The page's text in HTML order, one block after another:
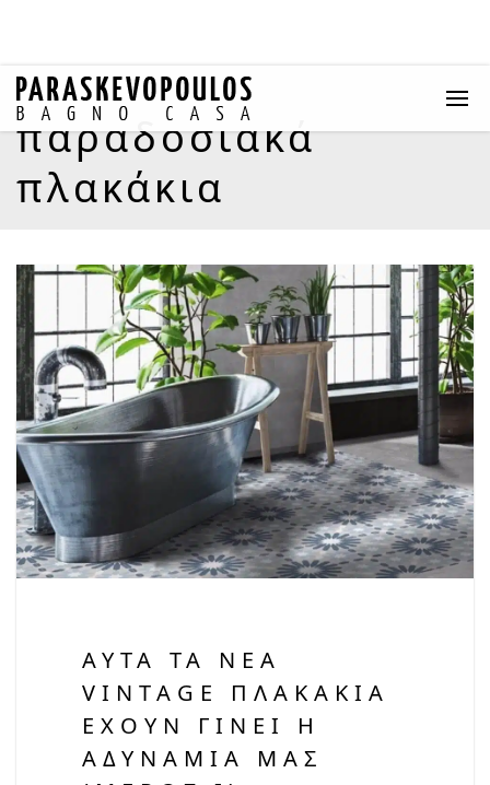
παραδοσιακά
πλακάκια
ΑΥΤΆ ΤΑ ΝΈΑ
VINTAGE ΠΛΑΚΆΚΙΑ
ΈΧΟΥΝ ΓΊΝΕΙ Η
ΑΔΥΝΑΜΊΑ ΜΑΣ